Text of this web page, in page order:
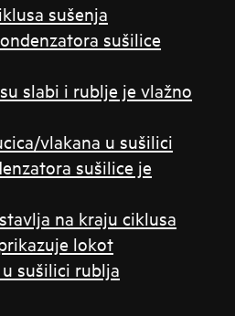
sušenja
sušilice
slabi i rublje je vlažno
vlakana u sušilici
sušilice je
na kraju ciklusa
lokot
sušilici rublja